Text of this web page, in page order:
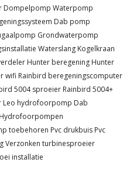
Dompelpomp Waterpomp
Dab pomp
Grondwaterpomp
Waterslang Kogelkraan
Hunter beregening Hunter
wifi Rainbird beregeningscomputer
5004 sproeier Rainbird 5004+
Leo hydrofoorpomp Dab
Hydrofoorpompen
toebehoren Pvc drukbuis Pvc
Verzonken turbinesproeier
installatie